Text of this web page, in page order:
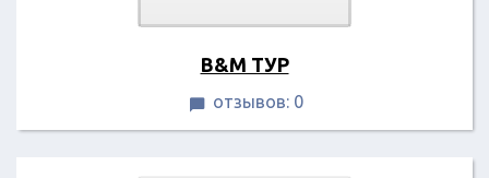
B&M ТУР
 отзывов: 0